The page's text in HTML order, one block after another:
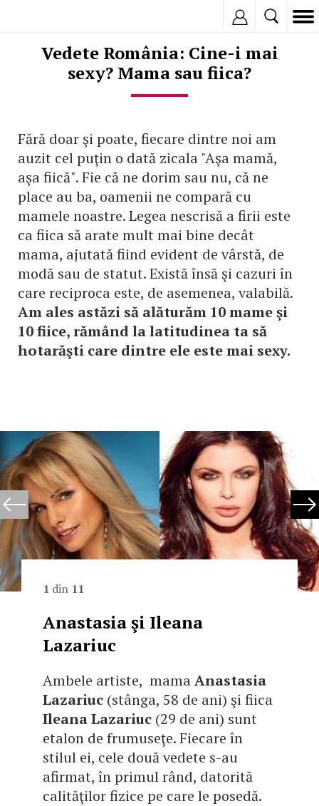
Vedete România: Cine-i mai
sexy? Mama sau fiica?
Fără doar şi poate, fiecare dintre noi am
auzit cel puţin o dată zicala "Aşa mamă,
aşa fiică". Fie că ne dorim sau nu, că ne
place au ba, oamenii ne compară cu
mamele noastre. Legea nescrisă a firii este
ca fiica să arate mult mai bine decât
mama, ajutată fiind evident de vârstă, de
modă sau de statut. Există însă şi cazuri în
care reciproca este, de asemenea, valabilă.
Am ales astăzi să alăturăm 10 mame şi
10 fiice, rămând la latitudinea ta să
hotarăşti care dintre ele este mai sexy.
1 din 11
Anastasia şi Ileana
Lazariuc
Ambele artiste, mamaAnastasia
Lazariuc (stânga, 58 de ani) şi fiica
Ileana Lazariuc (29 de ani) sunt
etalon de frumuseţe. Fiecare în
stilul ei, cele două vedete s-au
afirmat, în primul rând, datorită
calităţilor fizice pe care le posedă.